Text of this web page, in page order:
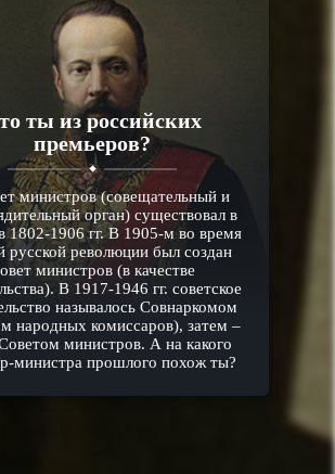
ты из российских
премьеров?
министров (совещательный и
орган) существовал в
1802-1906 гг. В 1905-м во время
русской революции был создан
министров (в качестве
В 1917-1946 гг. советское
называлось Совнаркомом
народных комиссаров), затем –
министров. А на какого
министра прошлого похож ты?